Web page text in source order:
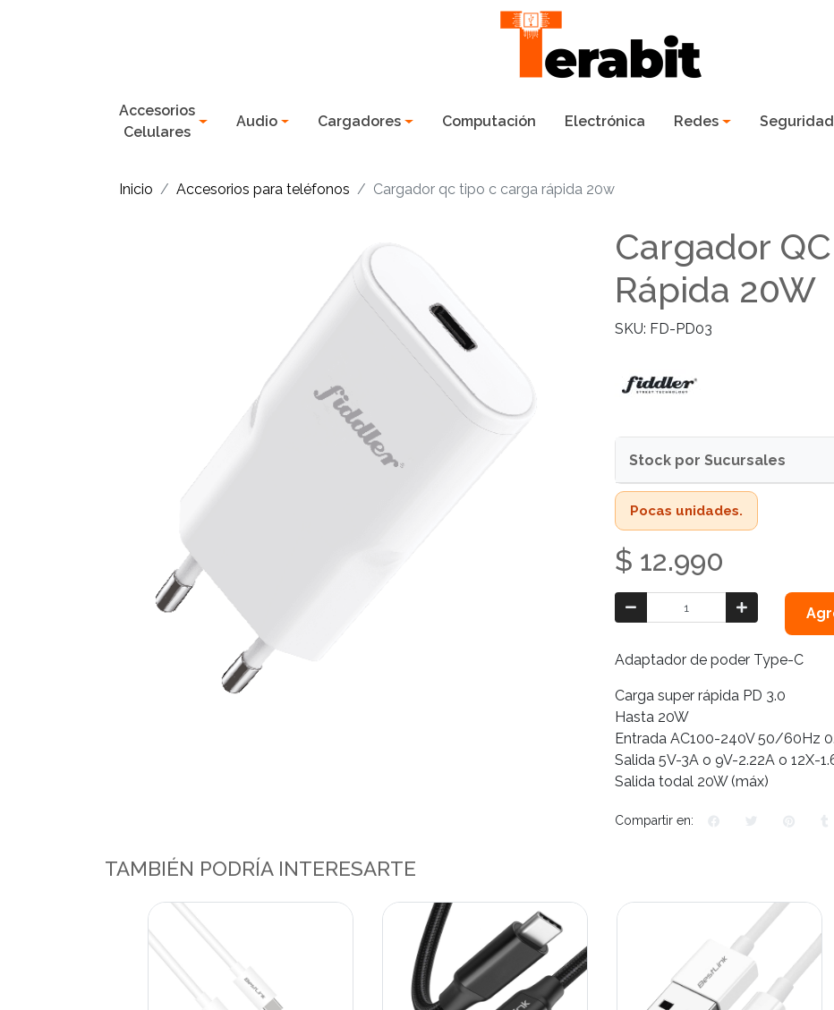
Accesorios
Celulares
Audio Cargadores Computación Electrónica Redes Seguridad
Inicio Accesorios para teléfonos Cargador qc tipo c carga rápida 20w
Cargador
Rápida 20W
SKU: FD-PD03
Stock por Sucursales
Pocas unidades.
$ 12.990
Adaptador de poder Type-C
Carga super rápida PD 3.0
Hasta 20W
Entrada AC100-240V 50/60Hz
Salida 5V-3A o 9V-2.22A o 12X-
Salida todal 20W (máx)
Compartir en:
TAMBIÉN PODRÍA INTERESARTE